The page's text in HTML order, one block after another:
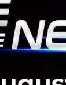
พาณิชย์ใ
โดยรวม
ดับเงินก